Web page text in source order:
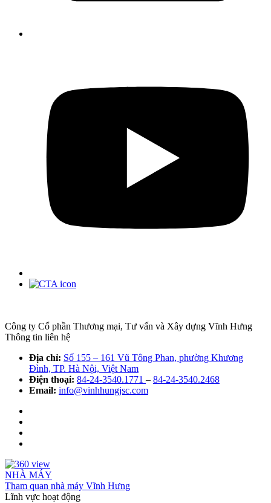
Công ty Cổ phần Thương mại, Tư vấn và Xây dựng Vĩnh Hưng
Thông tin liên hệ
Địa chỉ: Số 155 – 161 Vũ Tông Phan, phường Khương
Đình, TP. Hà Nội, Việt Nam
Điện thoại: 84-24-3540.1771 – 84-24-3540.2468
Email: info@vinhhungjsc.com
NHÀ MÁY
Tham quan nhà máy Vĩnh Hưng
Lĩnh vực hoạt động